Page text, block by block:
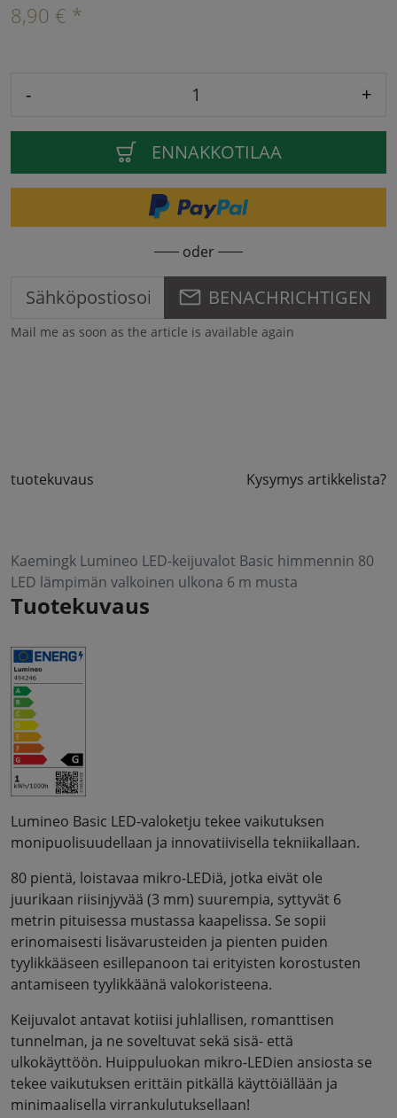
8,90 € *
- +
ENNAKKOTILAA
oder
BENACHRICHTIGEN
Mail me as soon as the article is available again
tuotekuvaus Kysymys artikkelista?
Kaemingk Lumineo LED-keijuvalot Basic himmennin 80
LED lämpimän valkoinen ulkona 6 m musta
Tuotekuvaus
Lumineo Basic LED-valoketju tekee vaikutuksen
monipuolisuudellaan ja innovatiivisella tekniikallaan.
80 pientä, loistavaa mikro-LEDiä, jotka eivät ole
juurikaan riisinjyvää (3 mm) suurempia, syttyvät 6
metrin pituisessa mustassa kaapelissa. Se sopii
erinomaisesti lisävarusteiden ja pienten puiden
tyylikkääseen esillepanoon tai erityisten korostusten
antamiseen tyylikkäänä valokoristeena.
Keijuvalot antavat kotiisi juhlallisen, romanttisen
tunnelman, ja ne soveltuvat sekä sisä- että
ulkokäyttöön. Huippuluokan mikro-LEDien ansiosta se
tekee vaikutuksen erittäin pitkällä käyttöiällään ja
minimaalisella virrankulutuksellaan!